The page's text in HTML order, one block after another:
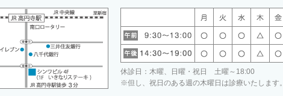
休診日：木曜、日曜・祝日 土曜～18:00
※但し、祝日のある週の木曜日は診療いたします。